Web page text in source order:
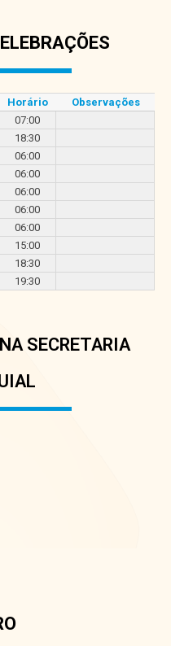
Horário
Observações
07:00
18:30
06:00
06:00
06:00
06:00
06:00
15:00
18:30
19:30
SECRETARIA